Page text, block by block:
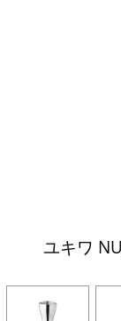
ユキワ